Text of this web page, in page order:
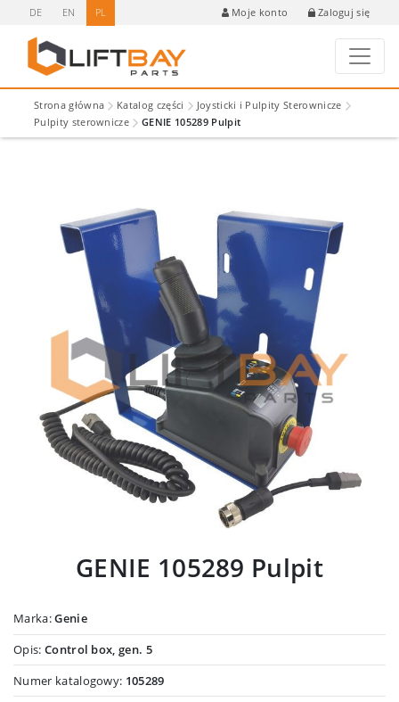
DE EN PL Moje konto Zaloguj się
Strona główna Katalog części
Joysticki i Pulpity Sterownicze
Pulpity sterownicze
GENIE 105289 Pulpit
GENIE 105289 Pulpit
Marka:Genie
Opis: Control box, gen. 5
Numer katalogowy: 105289